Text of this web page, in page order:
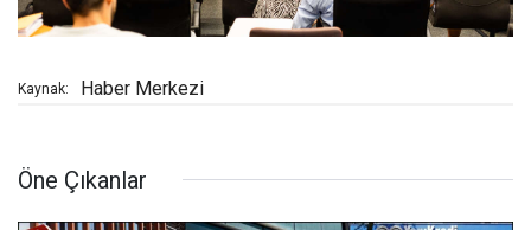
Kaynak: Haber Merkezi
Öne Çıkanlar